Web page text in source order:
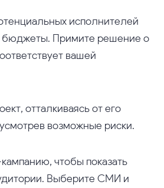
исполнителей
бюджеты. Примите решение о
вашей
отталкиваясь от его
возможные риски.
чтобы показать
Выберите СМИ и